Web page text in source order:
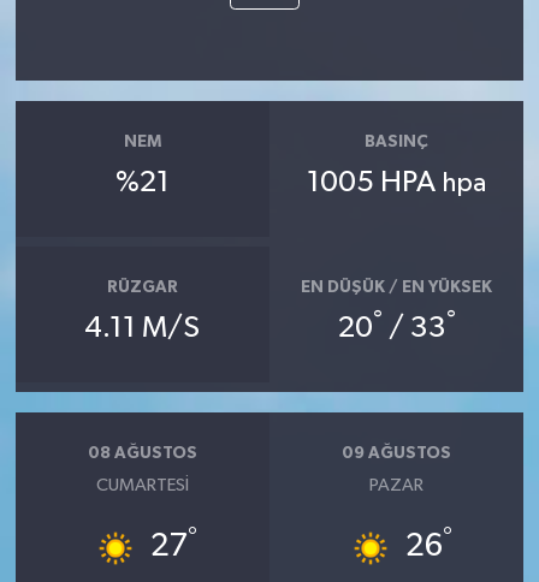
NEM
%21
BASINÇ
1005 HPA hpa
RÜZGAR
4.11 M/S
EN DÜŞÜK / EN YÜKSEK
20° / 33°
08 AĞUSTOS
CUMARTESI
27°
09 AĞUSTOS
PAZAR
26°